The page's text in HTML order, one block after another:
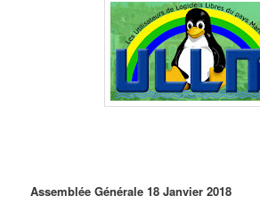
Assemblée Générale18 Janvier 2018